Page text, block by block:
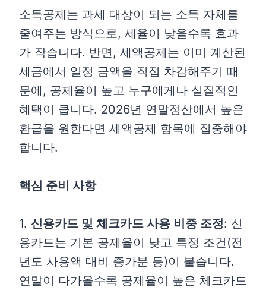
소득공제는 과세 대상이 되는 소득 자체를
줄여주는 방식으로, 세율이 낮을수록 효과
가 작습니다. 반면, 세액공제는 이미 계산된
세금에서 일정 금액을 직접 차감해주기 때
문에, 공제율이 높고 누구에게나 실질적인
혜택이 큽니다. 2026년 연말정산에서 높은
환급을 원한다면 세액공제 항목에 집중해야
합니다.
핵심 준비 사항
1. 신용카드 및 체크카드 사용 비중 조정: 신
용카드는 기본 공제율이 낮고 특정 조건(전
년도 사용액 대비 증가분 등)이 붙습니다.
연말이 다가올수록 공제율이 높은 체크카드